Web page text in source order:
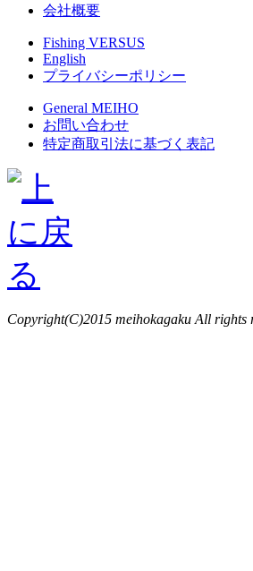
会社概要
Fishing VERSUS
English
プライバシーポリシー
General MEIHO
お問い合わせ
特定商取引法に基づく表記
Copyright(C)2015 meihokagaku All rights